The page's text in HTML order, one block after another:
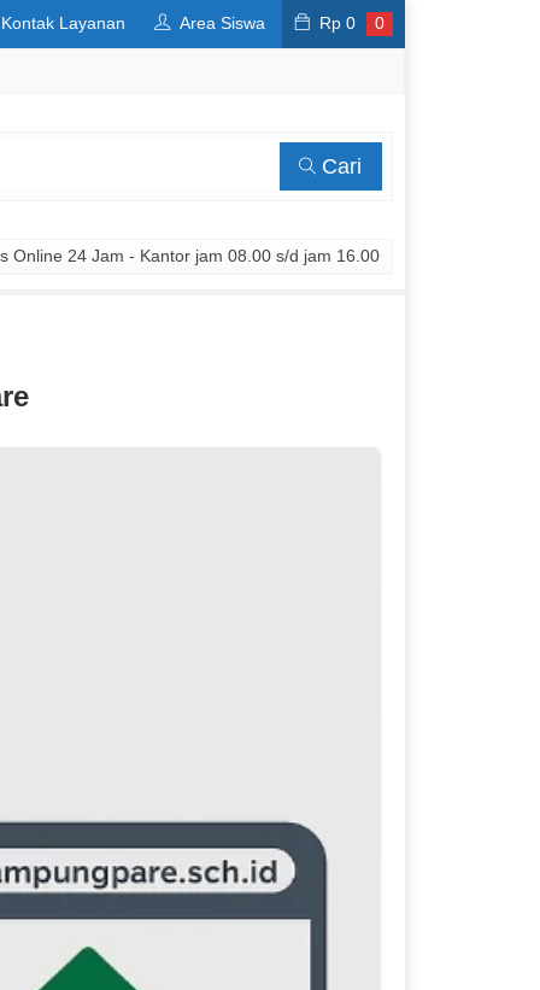
Layanan Area Siswa Rp 0 0
Cari
Online 24 Jam - Kantor jam 08.00 s/d jam 16.00